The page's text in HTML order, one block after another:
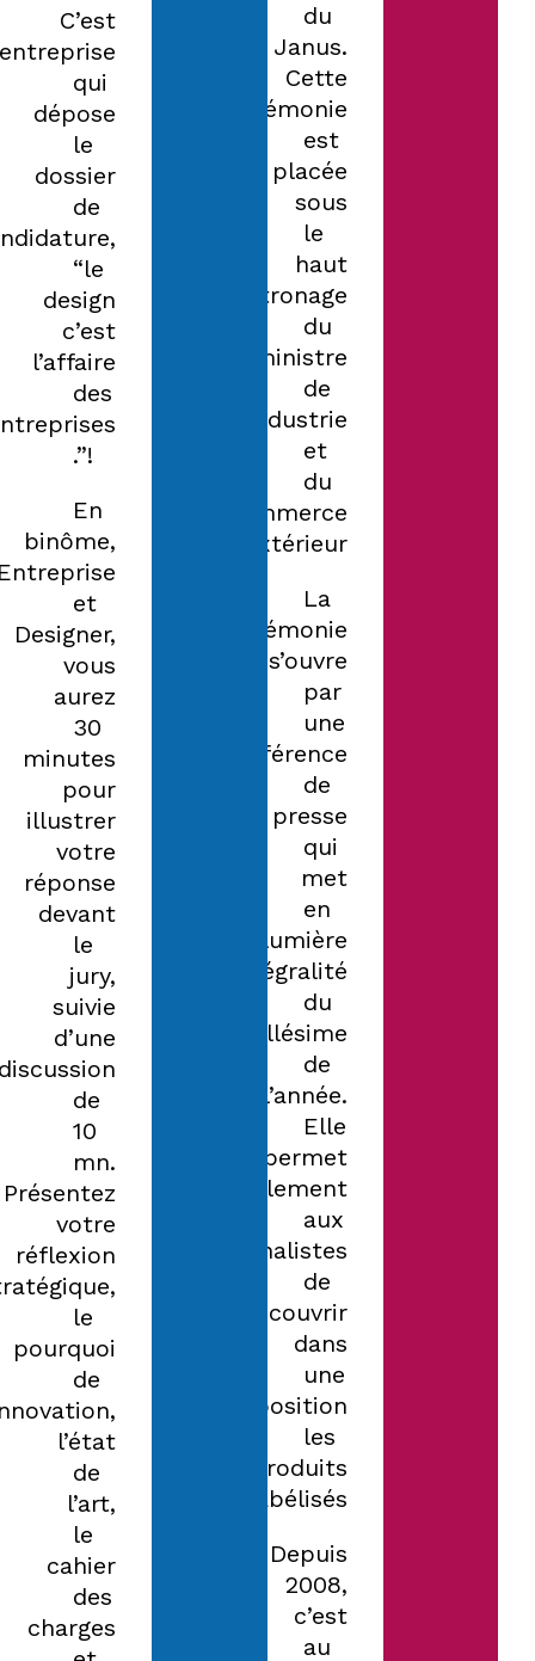
du
Janus.
Cette
cérémonie
est
placée
sous
le
haut
patronage
du
ministre
de
l’Industrie
et
du
Commerce
extérieur.
La
cérémonie
s’ouvre
par
une
conférence
de
presse
qui
met
en
lumière
l’intégralité
du
millésime
de
l’année.
Elle
permet
également
aux
journalistes
de
découvrir
dans
une
exposition
les
produits
labélisés.
Depuis
2008,
c’est
au
C’est
qui
dépose
le
dossier
de
“le
design
c’est
l’affaire
des
!”.
En
binôme,
et
Designer,
vous
aurez
30
minutes
pour
illustrer
votre
réponse
devant
le
jury,
suivie
d’une
de
10
mn.
Présentez
votre
réflexion
le
pourquoi
de
l’état
de
l’art,
le
cahier
des
charges